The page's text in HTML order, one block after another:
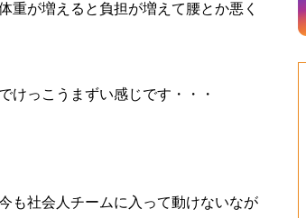
重が増えると負担が増えて腰とか悪く
けっこうまずい感じです・・・
も社会人チームに入って動けないなが